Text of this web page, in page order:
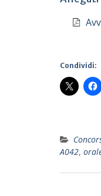
Condividi:
A042,